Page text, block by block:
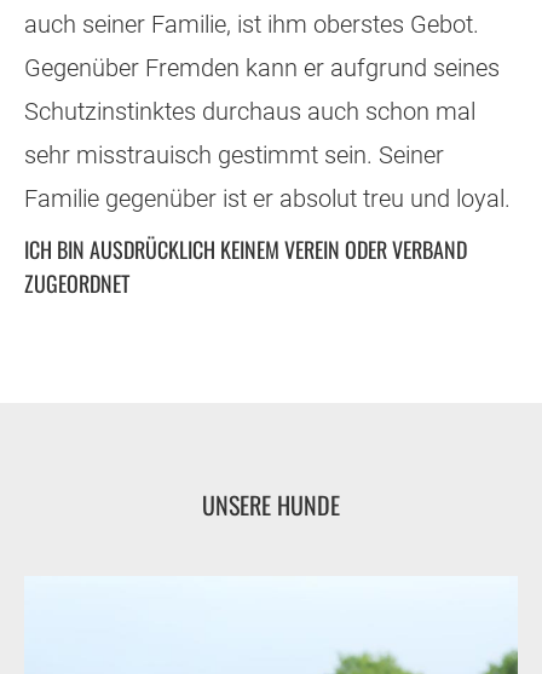
auch seiner Familie, ist ihm oberstes Gebot.
Gegenüber Fremden kann er aufgrund seines
Schutzinstinktes durchaus auch schon mal
sehr misstrauisch gestimmt sein. Seiner
Familie gegenüber ist er absolut treu und loyal.
ICH BIN AUSDRÜCKLICH KEINEM VEREIN ODER VERBAND
ZUGEORDNET
UNSERE HUNDE